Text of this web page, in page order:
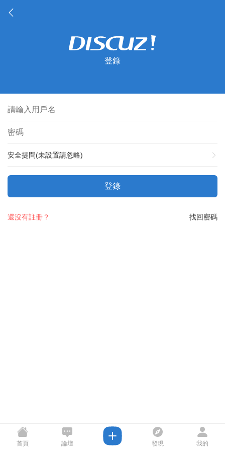
登錄
安全提問(未設置請忽略)
登錄
找回密碼
還沒有註冊？
首頁 論壇 發現 我的